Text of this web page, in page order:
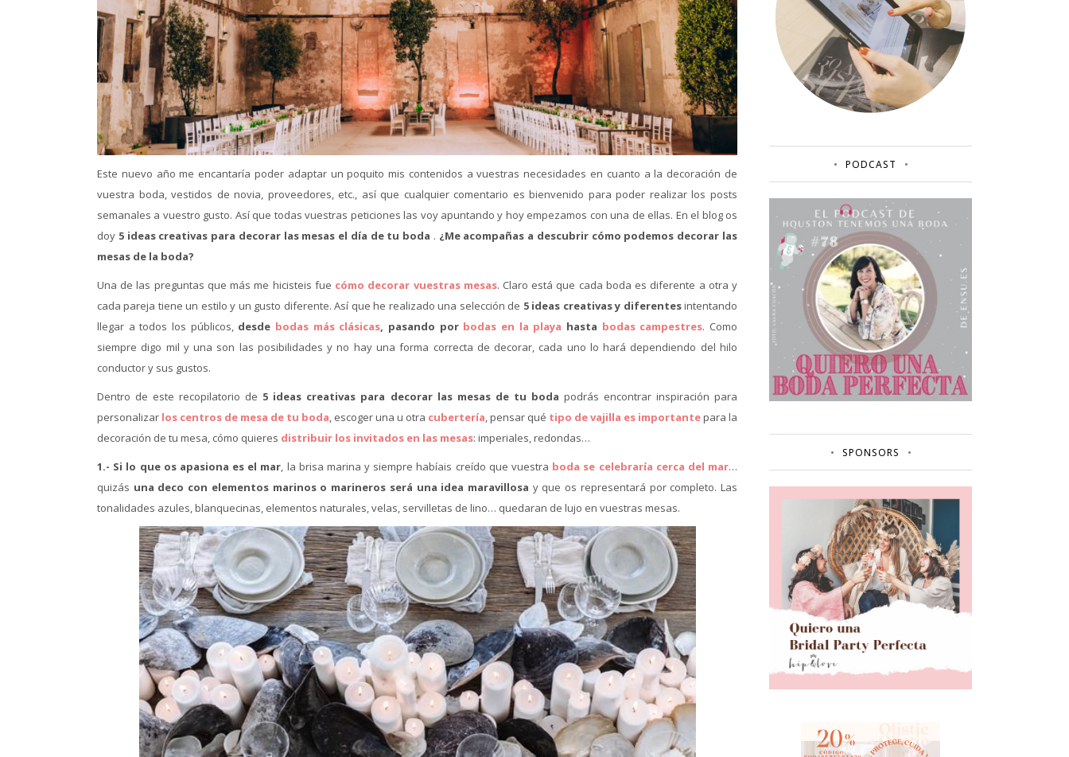
Este nuevo año me encantaría poder adaptar un poquito mis contenidos a vuestras necesidades en cuanto a la decoración de
vuestra boda, vestidos de novia, proveedores, etc., así que cualquier comentario es bienvenido para poder realizar los posts
semanales a vuestro gusto. Así que todas vuestras peticiones las voy apuntando y hoy empezamos con una de ellas. En el blog os
doy 5 ideas creativas para decorar las mesas el día de tu boda . ¿Me acompañas a descubrir cómo podemos decorar las
mesas de la boda?
Una de las preguntas que más me hicisteis fue cómo decorar vuestras mesas. Claro está que cada boda es diferente a otra y
cada pareja tiene un estilo y un gusto diferente. Así que he realizado una selección de 5 ideas creativas y diferentesintentando
llegar a todos los públicos, desde bodas más clásicas, pasando por bodas en la playa hasta bodas campestres. Como
siempre digo mil y una son las posibilidades y no hay una forma correcta de decorar, cada uno lo hará dependiendo del hilo
conductor y sus gustos.
Dentro de este recopilatorio de 5 ideas creativas para decorar las mesas de tu boda podrás encontrar inspiración para
personalizar los centros de mesa de tu boda, escoger una u otra cubertería, pensar qué tipo de vajilla es importantepara la
decoración de tu mesa, cómo quieres distribuir los invitados en las mesas: imperiales, redondas…
1.- Si lo que os apasiona es el mar, la brisa marina y siempre habíais creído que vuestra boda se celebraría cerca del mar…
quizás una deco con elementos marinos o marineros será una idea maravillosa y que os representará por completo. Las
tonalidades azules, blanquecinas, elementos naturales, velas, servilletas de lino… quedaran de lujo en vuestras mesas.
PODCAST
SPONSORS